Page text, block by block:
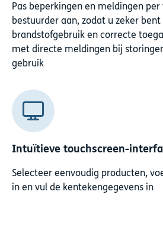
Pas beperkingen en meldingen
bestuurder aan, zodat u zeker
brandstofgebruik en correcte
met directe meldingen bij
gebruik
Intuïtieve touchscreen-
Selecteer eenvoudig producten,
in en vul de kentekengegevens in